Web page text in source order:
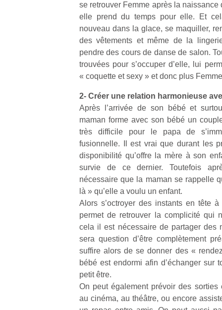
se retrouver Femme après la naissance
elle prend du temps pour elle. Et
nouveau dans la glace, se maquiller,
des vêtements et même de la
pendre des cours de danse de salon.
trouvées pour s’occuper d’elle, lui
« coquette et sexy » et donc plus
2- Créer une relation harmonieuse
Après l’arrivée de son bébé et
maman forme avec son bébé un
très difficile pour le papa de
fusionnelle. Il est vrai que durant les
disponibilité qu’offre la mère à son
survie de ce dernier. Toutefois
nécessaire que la maman se rappelle
là » qu’elle a voulu un enfant.
Alors s’octroyer des instants en tête
permet de retrouver la complicité qui
cela il est nécessaire de partager des
sera question d’être complètement
suffire alors de se donner des «
bébé est endormi afin d’échanger sur
petit être.
On peut également prévoir des sorties
au cinéma, au théâtre, ou encore